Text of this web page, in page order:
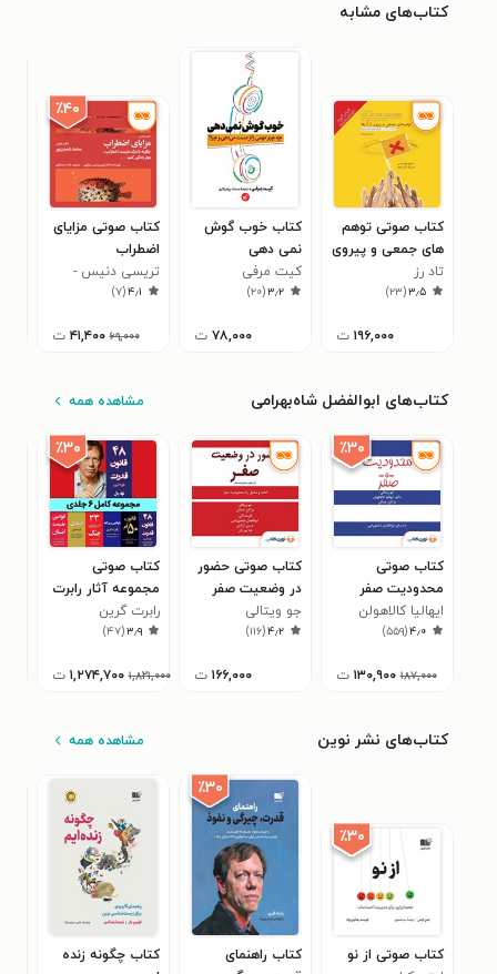
کتاب‌های مشابه
کتاب صوتی توهم‌
های جمعی و پیروی
از آن‌ ها
تاد رز
۳٫۵(۲۳)
۱۹۶,۰۰۰ ت
کتاب خوب گوش
نمی دهی
کیت مرفی
۳٫۲(۲۰)
۷۸,۰۰۰ ت
٪۴۰
کتاب صوتی مزایای
اضطراب
تریسی دنیس -
تیواری
۴٫۱(۷)
۶۹,۰۰۰ ۴۱,۴۰۰ ت
کتاب‌های ابوالفضل شاه‌بهرامی مشاهده همه
٪۳۰
کتاب صوتی
محدودیت صفر
ایهالیا کالاهولن
۴٫۰(۵۵۹)
۱۸۷,۰۰۰ ۱۳۰,۹۰۰ ت
کتاب صوتی حضور
در وضعیت صفر
جو ویتالی
۴٫۲(۱۱۶)
۱۶۶,۰۰۰ ت
٪۳۰
کتاب صوتی
مجموعه آثار رابرت
گرین
رابرت گرین
۳٫۹(۴۷)
۱,۸۲۱,۰۰۰ ۱,۲۷۴,۷۰۰ ت
کتاب‌های نشر نوین مشاهده همه
٪۳۰
کتاب صوتی از نو
٪۳۰
کتاب راهنمای
کتاب چگونه زنده